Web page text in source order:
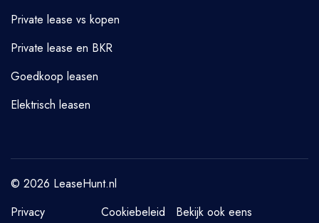
Private lease vs kopen
Private lease en BKR
Goedkoop leasen
Elektrisch leasen
© 2026 LeaseHunt.nl
Privacy
Cookiebeleid Bekijk ook eens